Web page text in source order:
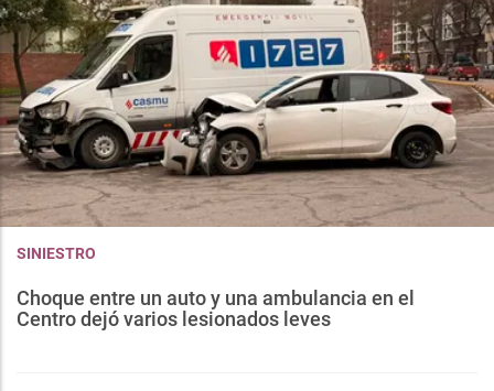
SINIESTRO
Choque entre un auto y una ambulancia en el
Centro dejó varios lesionados leves